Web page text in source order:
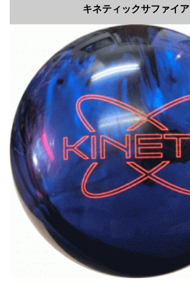
キネティックサファイア